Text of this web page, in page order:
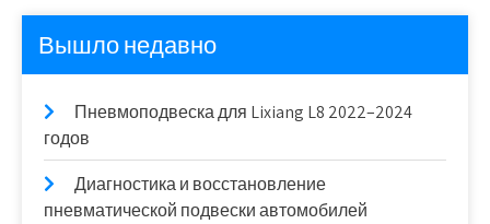
Вышло недавно
Пневмоподвеска для Lixiang L8 2022–2024
годов
Диагностика и восстановление
пневматической подвески автомобилей